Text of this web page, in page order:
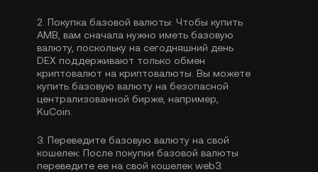
2. Покупка базовой валюты: Чтобы купить
AMB, вам сначала нужно иметь базовую
валюту, поскольку на сегодняшний день
DEX поддерживают только обмен
криптовалют на криптовалюты. Вы можете
купить базовую валюту на безопасной
централизованной бирже, например,
KuCoin.
3. Переведите базовую валюту на свой
кошелек: После покупки базовой валюты
переведите ее на свой кошелек web3.